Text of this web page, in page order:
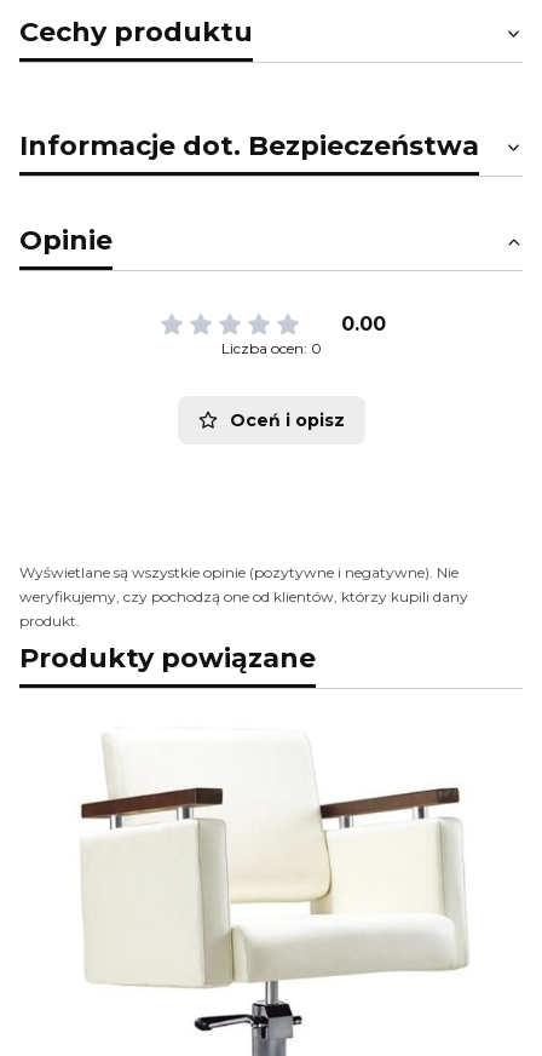
Cechy produktu
Informacje dot. Bezpieczeństwa
Opinie
0.00
Liczba ocen: 0
Oceń i opisz
Wyświetlane są wszystkie opinie (pozytywne i negatywne). Nie
weryfikujemy, czy pochodzą one od klientów, którzy kupili dany
produkt.
Produkty powiązane